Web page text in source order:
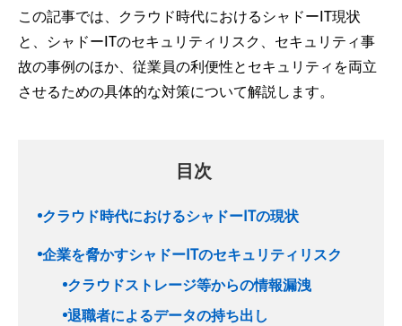
この記事では、クラウド時代におけるシャドーIT現状
と、シャドーITのセキュリティリスク、セキュリティ事
故の事例のほか、従業員の利便性とセキュリティを両立
させるための具体的な対策について解説します。
目次
クラウド時代におけるシャドーITの現状
企業を脅かすシャドーITのセキュリティリスク
クラウドストレージ等からの情報漏洩
退職者によるデータの持ち出し